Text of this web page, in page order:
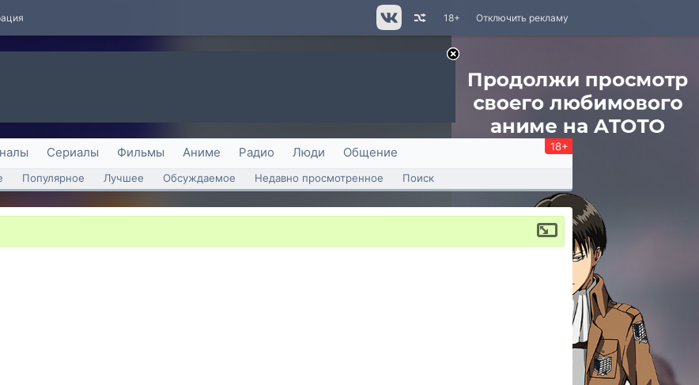
Отключить рекламу
18+
Сериалы Фильмы Аниме Радио Люди Общение 18+
Популярное Лучшее Обсуждаемое Недавно просмотренное Поиск